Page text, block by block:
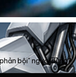
bội" người dùng?